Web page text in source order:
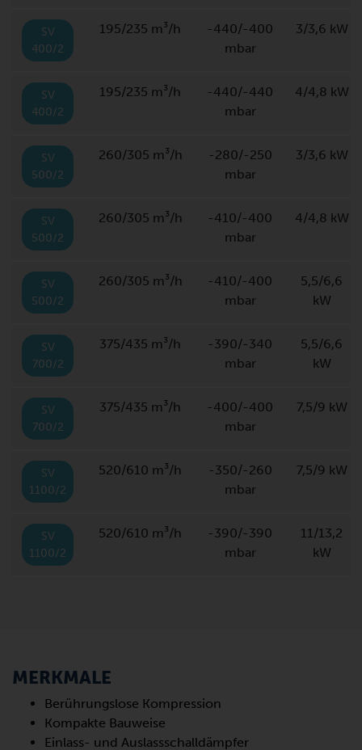
SV
400/2
195/235 m³/h
-440/-400
mbar
3/3,6 kW
SV
400/2
195/235 m³/h
-440/-440
mbar
4/4,8 kW
SV
500/2
260/305 m³/h
-280/-250
mbar
3/3,6 kW
SV
500/2
260/305 m³/h
-410/-400
mbar
4/4,8 kW
SV
500/2
260/305 m³/h
-410/-400
mbar
5,5/6,6
kW
SV
700/2
375/435 m³/h
-390/-340
mbar
5,5/6,6
kW
SV
700/2
375/435 m³/h
-400/-400
mbar
7,5/9 kW
SV
1100/2
520/610 m³/h
-350/-260
mbar
7,5/9 kW
SV
1100/2
520/610 m³/h
-390/-390
mbar
11/13,2
kW
MERKMALE
Berührungslose Kompression
Kompakte Bauweise
Einlass- und Auslassschalldämpfer